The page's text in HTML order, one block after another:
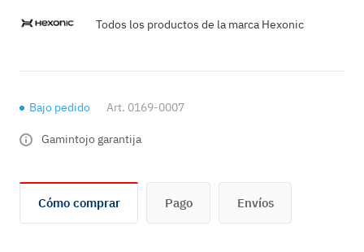
Todos los productos de la marca Hexonic
Bajo pedido Art. 0169-0007
Gamintojo garantija
Cómo comprar Pago Envíos